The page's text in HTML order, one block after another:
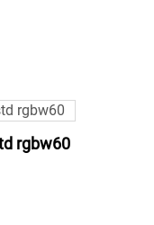
rgbw60